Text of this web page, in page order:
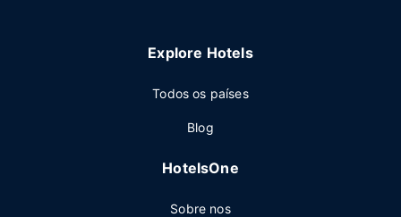
Explore Hotels
Todos os países
Blog
HotelsOne
Sobre nos